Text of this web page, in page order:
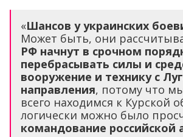
«Шансов у украинских
Может быть, они
РФ начнут в срочном
перебрасывать силы и
вооружение и технику с
направления, потому что
всего находимся к Курской
логически можно было
командование российской